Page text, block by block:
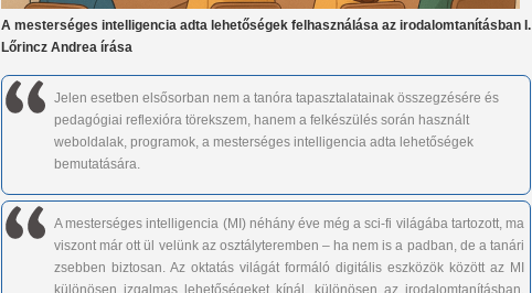
A mesterséges intelligencia adta lehetőségek felhasználása az irodalomtanításban I.
Lőrincz Andrea írása
Jelen esetben elsősorban nem a tanóra tapasztalatainak összegzésére és
pedagógiai reflexióra törekszem, hanem a felkészülés során használt
weboldalak, programok, a mesterséges intelligencia adta lehetőségek
bemutatására.
A mesterséges intelligencia (MI) néhány éve még a sci-fi világába tartozott, ma
viszont már ott ül velünk az osztályteremben – ha nem is a padban, de a tanári
zsebben biztosan. Az oktatás világát formáló digitális eszközök között az MI